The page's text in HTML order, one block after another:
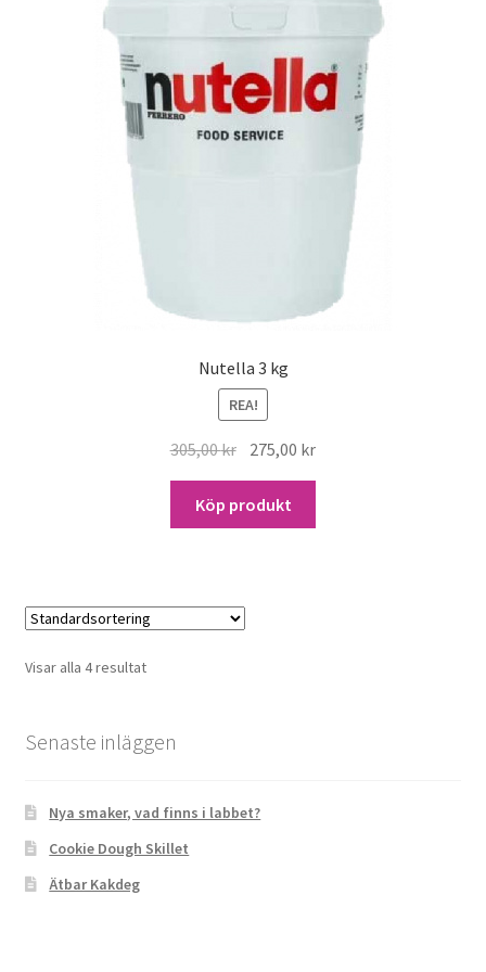
Nutella 3 kg
REA!
305,00kr Det
priset
var:
275,00 krDet
är:
Köp produkt
Visar alla 4 resultat
Senaste inläggen
Nya smaker, vad finns i labbet?
Cookie Dough Skillet
Ätbar Kakdeg